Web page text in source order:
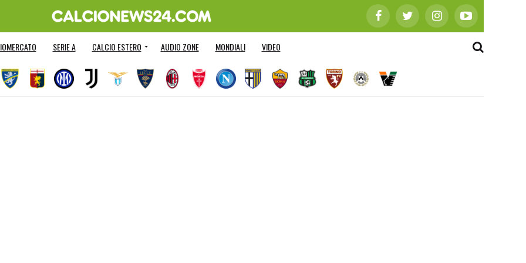
SERIE A CALCIO ESTERO AUDIO ZONE MONDIALI VIDEO